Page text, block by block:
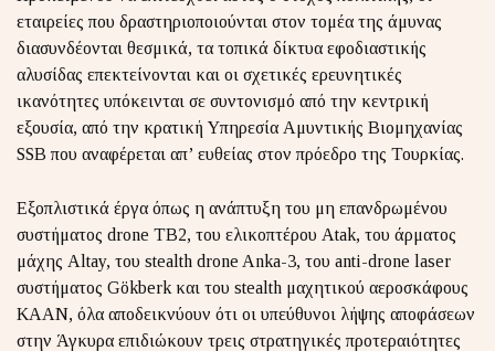
εταιρείες που δραστηριοποιούνται στον τομέα της άμυνας
διασυνδέονται θεσμικά, τα τοπικά δίκτυα εφοδιαστικής
αλυσίδας επεκτείνονται και οι σχετικές ερευνητικές
ικανότητες υπόκεινται σε συντονισμό από την κεντρική
εξουσία, από την κρατική Υπηρεσία Αμυντικής Βιομηχανίας
SSB που αναφέρεται απ’ ευθείας στον πρόεδρο της Τουρκίας.
Εξοπλιστικά έργα όπως η ανάπτυξη του μη επανδρωμένου
συστήματος drone TB2, του ελικοπτέρου Atak, του άρματος
μάχης Altay, του stealth drone Anka-3, του anti-drone laser
συστήματος Gökberk και του stealth μαχητικού αεροσκάφους
KAAN, όλα αποδεικνύουν ότι οι υπεύθυνοι λήψης αποφάσεων
στην Άγκυρα επιδιώκουν τρεις στρατηγικές προτεραιότητες